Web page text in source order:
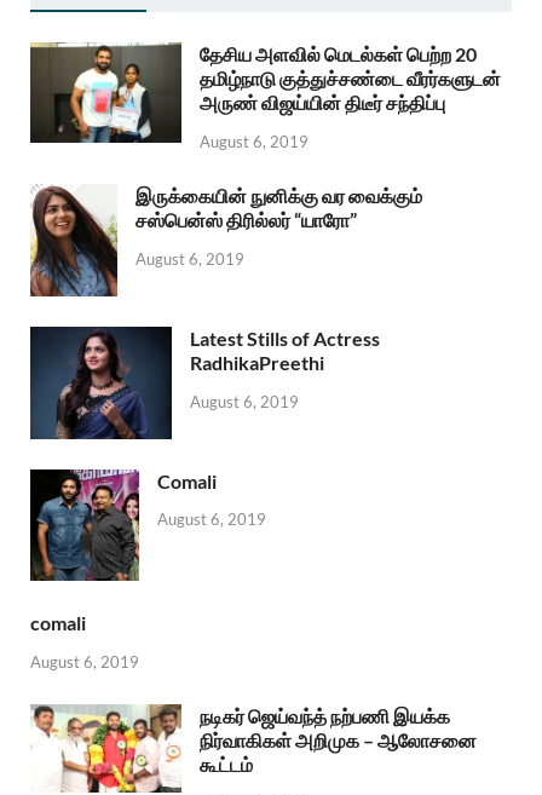
தேசிய அளவில் மெடல்கள் பெற்ற 20
தமிழ்நாடு குத்துச்சண்டை வீரர்களுடன்
அருண் விஜய்யின் திடீர் சந்திப்பு
August 6, 2019
இருக்கையின் நுனிக்கு வர வைக்கும்
சஸ்பென்ஸ் திரில்லர் “யாரோ”
August 6, 2019
Latest Stills of Actress
RadhikaPreethi
August 6, 2019
Comali
August 6, 2019
comali
August 6, 2019
நடிகர் ஜெய்வந்த் நற்பணி இயக்க
நிர்வாகிகள் அறிமுக – ஆலோசனை
கூட்டம்